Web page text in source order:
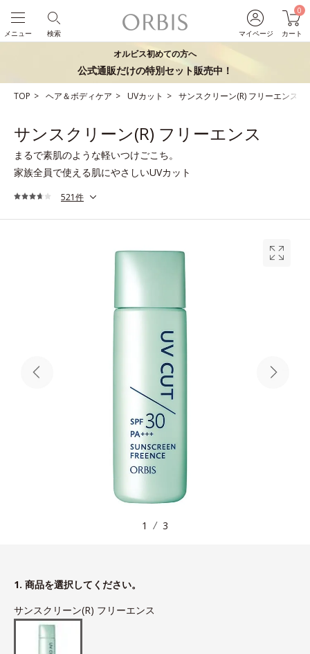
マイページ
0
カート
検索
メニュー
オルビス初めての方へ
公式通販だけの特別セット販売中！
TOP ヘア＆ボディケア UVカット サンスクリーン(R) フリーエンス
サンスクリーン(R) フリーエンス
まるで素肌のような軽いつけごこち。
家族全員で使える肌にやさしいUVカット
521件
1 3
1. 商品を選択してください。
サンスクリーン(R) フリーエンス